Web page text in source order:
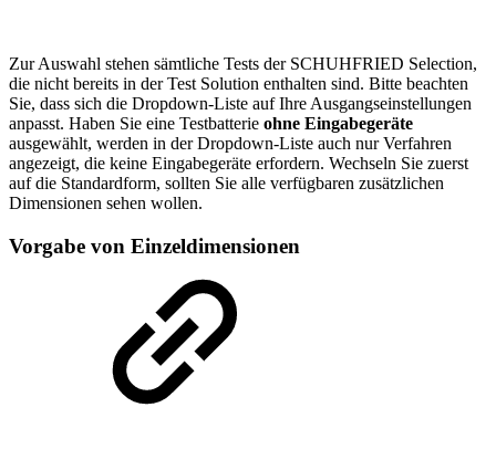
Zur Auswahl stehen sämtliche Tests der SCHUHFRIED Selection,
die nicht bereits in der Test Solution enthalten sind. Bitte beachten
Sie, dass sich die Dropdown-Liste auf Ihre Ausgangseinstellungen
anpasst. Haben Sie eine Testbatterie ohne Eingabegeräte
ausgewählt, werden in der Dropdown-Liste auch nur Verfahren
angezeigt, die keine Eingabegeräte erfordern. Wechseln Sie zuerst
auf die Standardform, sollten Sie alle verfügbaren zusätzlichen
Dimensionen sehen wollen.
Vorgabe von Einzeldimensionen